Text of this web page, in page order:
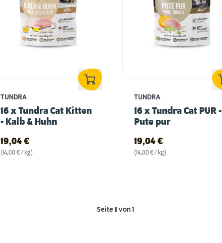
TUNDRA
16 x Tundra Cat Kitten
- Kalb & Huhn
19,04 €
(14,00 € / kg)
TUNDRA
16 x Tundra Cat PUR -
Pute pur
19,04 €
(14,00 € / kg)
Seite1 von 1